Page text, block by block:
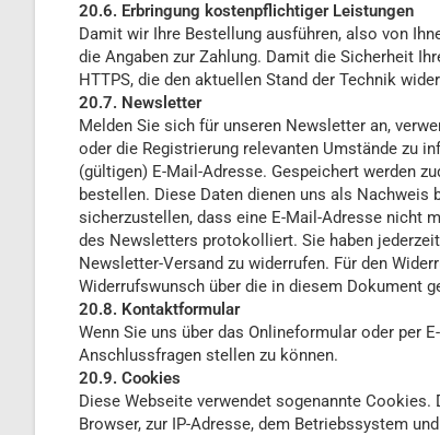
20.6. Erbringung kostenpflichtiger Leistungen
Damit wir Ihre Bestellung ausführen, also von
die Angaben zur Zahlung. Damit die Sicherheit
HTTPS, die den aktuellen Stand der Technik
20.7. Newsletter
Melden Sie sich für unseren Newsletter an,
oder die Registrierung relevanten Umstände zu
(gültigen) E-Mail-Adresse. Gespeichert werden
bestellen. Diese Daten dienen uns als
sicherzustellen, dass eine E-Mail-Adresse nicht
des Newsletters protokolliert. Sie haben
Newsletter-Versand zu widerrufen. Für den
Widerrufswunsch über die in diesem Dokument
20.8. Kontaktformular
Wenn Sie uns über das Onlineformular oder per
Anschlussfragen stellen zu können.
20.9. Cookies
Diese Webseite verwendet sogenannte
Browser, zur IP-Adresse, dem Betriebssystem